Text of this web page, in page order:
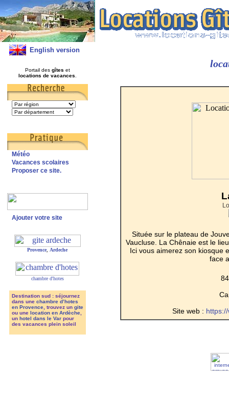
English version
Portail des gîtes et
locations de vacances
Météo
Vacances scolaires
Proposer ce site.
Ajouter votre site
Provence Ardeche
chambre d'hotes
Destination sud : séjournez
dans une chambre d’hotes
en Provence, trouvez un gite
ou une location en Ardèche,
un hotel dans le Varpour
des vacances plein soleil
Située sur le plateau de
Vaucluse. La Chênaie est le
Ici vous aimerez son kiosque
face
Site web :